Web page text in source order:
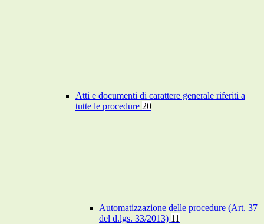
Atti e documenti di carattere generale riferiti a
tutte le procedure 20
Automatizzazione delle procedure (Art. 37
del d.lgs. 33/2013) 11